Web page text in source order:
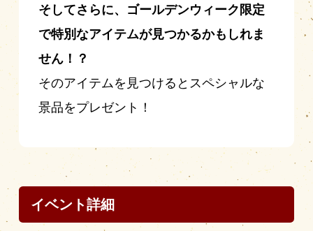
そしてさらに、ゴールデンウィーク限定
で特別なアイテムが見つかるかもしれま
せん！？
そのアイテムを見つけるとスペシャルな
景品をプレゼント！
イベント詳細